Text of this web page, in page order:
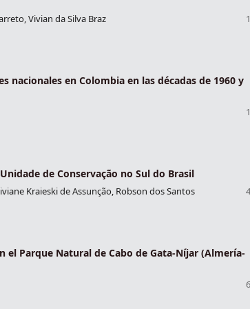
Vivian da Silva Braz
nacionales en Colombia en las décadas de 1960 y
de Conservação no Sul do Brasil
Kraieski de Assunção, Robson dos Santos
el Parque Natural de Cabo de Gata-Níjar (Almería-